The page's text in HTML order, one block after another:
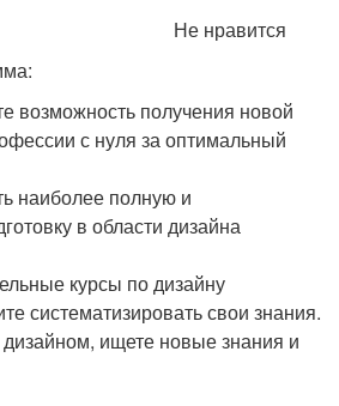
Не нравится
возможность получения новой
с нуля за оптимальный
наиболее полную и
в области дизайна
курсы по дизайну
систематизировать свои знания.
ищете новые знания и